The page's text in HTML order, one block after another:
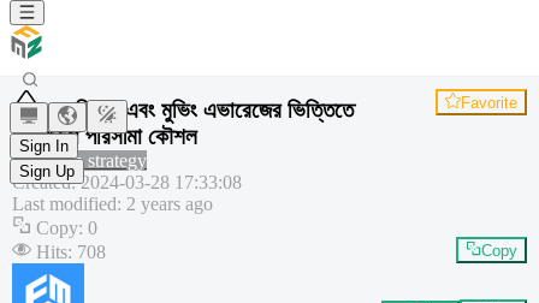
Sign In
Sign Up
ভ্যারিয়েন্স এবং মুভিং এভারেজের ভিত্তিতে
অস্থিরতা পরিসীমা কৌশল
Favorite
Common strategy
Created:2024-03-28 17:33:08
Last modified: 2 years ago
Copy: 0
Hits: 708 Copy